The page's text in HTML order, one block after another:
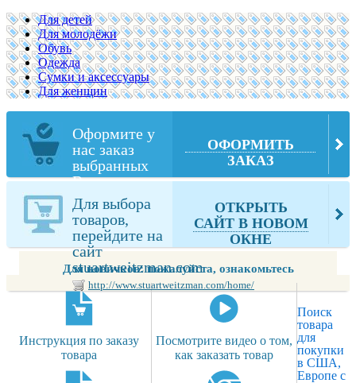
Для детей
Для молодёжи
Обувь
Одежда
Сумки и аксессуары
Для женщин
Оформите у
нас заказ
выбранных
Вами товаров
из
stuartweitzman.com
ОФОРМИТЬ
ЗАКАЗ
Для выбора
товаров,
перейдите на
сайт
stuartweitzman.com
http://www.stuartweitzman.com/home/
ОТКРЫТЬ
САЙТ В НОВОМ
ОКНЕ
Для новичков: пожалуйста, ознакомьтесь
Инструкция по заказу
товара
Посмотрите видео о том,
как заказать товар
Поиск
товара
для
покупки
в США,
Европе с